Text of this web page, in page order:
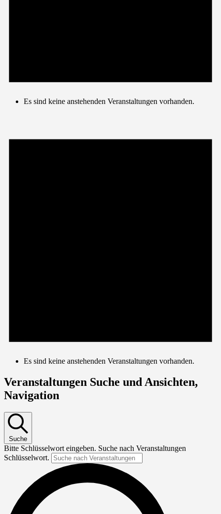
Es sind keine anstehenden Veranstaltungen vorhanden.
Es sind keine anstehenden Veranstaltungen vorhanden.
Veranstaltungen Suche und Ansichten,
Navigation
Suche
Bitte Schlüsselwort eingeben. Suche nach Veranstaltungen
Schlüsselwort.